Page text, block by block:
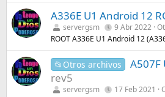
A336E U1 Android 12
servergsm 9 Abr 2022
ROOT A336E U1 Android 12
📂Otros archivos A507F
rev5
servergsm 17 Feb 2021